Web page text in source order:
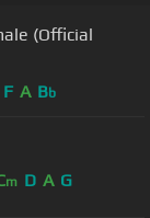
(Official
F A Bb
m D A G